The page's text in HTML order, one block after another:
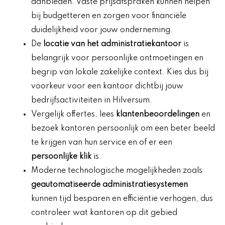
aanbieden. Vaste prijsafspraken kunnen helpen
bij budgetteren en zorgen voor financiële
duidelijkheid voor jouw onderneming.
De locatie van het administratiekantoor is
belangrijk voor persoonlijke ontmoetingen en
begrip van lokale zakelijke context. Kies dus bij
voorkeur voor een kantoor dichtbij jouw
bedrijfsactiviteiten in Hilversum.
Vergelijk offertes, lees klantenbeoordelingen en
bezoek kantoren persoonlijk om een beter beeld
te krijgen van hun service en of er een
persoonlijke klik is.
Moderne technologische mogelijkheden zoals
geautomatiseerde administratiesystemen
kunnen tijd besparen en efficiëntie verhogen, dus
controleer wat kantoren op dit gebied